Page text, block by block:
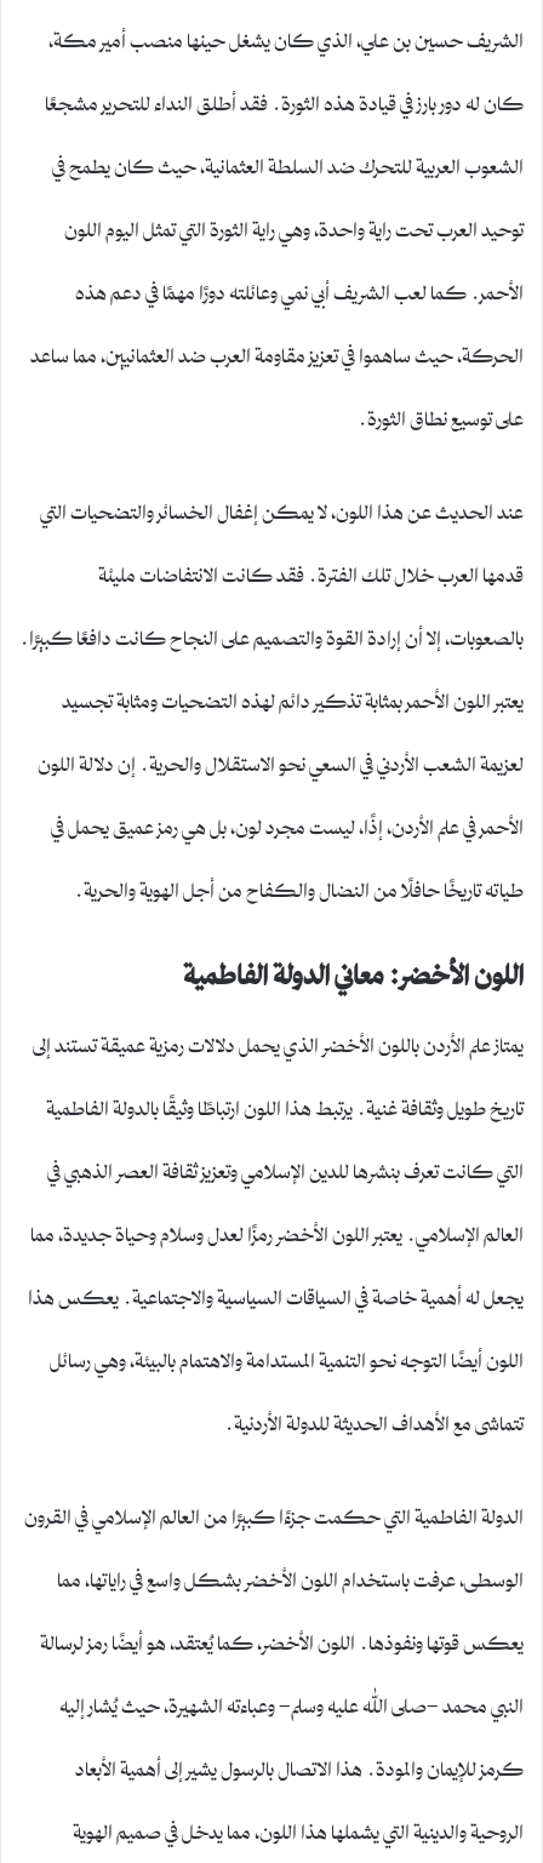
الشريف حسين بن علي، الذي كان يشغل حينها منصب أمير مكة،
كان له دور بارز في قيادة هذه الثورة. فقد أطلق النداء للتحرير مشجعًا
الشعوب العربية للتحرك ضد السلطة العثمانية، حيث كان يطمح في
توحيد العرب تحت راية واحدة، وهي راية الثورة التي تمثل اليوم اللون
الأحمر. كما لعب الشريف أبي نمي وعائلته دورًا مهمًا في دعم هذه
الحركة، حيث ساهموا في تعزيز مقاومة العرب ضد العثمانيين، مما ساعد
على توسيع نطاق الثورة.
عند الحديث عن هذا اللون، لا يمكن إغفال الخسائر والتضحيات التي
قدمها العرب خلال تلك الفترة. فقد كانت الانتفاضات مليئة
بالصعوبات، إلا أن إرادة القوة والتصميم على النجاح كانت دافعًا كبيرًا.
يعتبر اللون الأحمر بمثابة تذكير دائم لهذه التضحيات ومثابة تجسيد
لعزيمة الشعب الأردني في السعي نحو الاستقلال والحرية. إن دلالة اللون
الأحمر في علم الأردن، إذًا، ليست مجرد لون، بل هي رمز عميق يحمل في
طياته تاريخًا حافلًا من النضال والكفاح من أجل الهوية والحرية.
اللون الأخضر: معاني الدولة الفاطمية
يمتاز علم الأردن باللون الأخضر الذي يحمل دلالات رمزية عميقة تستند إلى
تاريخ طويل وثقافة غنية. يرتبط هذا اللون ارتباطًا وثيقًا بالدولة الفاطمية
التي كانت تعرف بنشرها للدين الإسلامي وتعزيز ثقافة العصر الذهبي في
العالم الإسلامي. يعتبر اللون الأخضر رمزًا لعدل وسلام وحياة جديدة، مما
يجعل له أهمية خاصة في السياقات السياسية والاجتماعية. يعكس هذا
اللون أيضًا التوجه نحو التنمية المستدامة والاهتمام بالبيئة، وهي رسائل
تتماشى مع الأهداف الحديثة للدولة الأردنية.
الدولة الفاطمية التي حكمت جزءًا كبيرًا من العالم الإسلامي في القرون
الوسطى، عرفت باستخدام اللون الأخضر بشكل واسع في راياتها، مما
يعكس قوتها ونفوذها. اللون الأخضر، كما يُعتقد، هو أيضًا رمز لرسالة
النبي محمد -صلى الله عليه وسلم- وعباءته الشهيرة، حيث يُشار إليه
كرمز للإيمان والمودة. هذا الاتصال بالرسول يشير إلى أهمية الأبعاد
الروحية والدينية التي يشملها هذا اللون، مما يدخل في صميم الهوية